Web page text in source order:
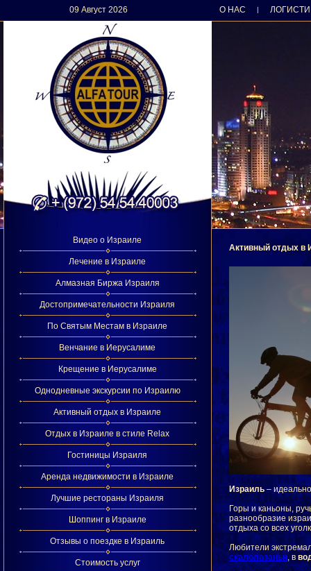
09 Август 2026 О НАС |
Видео о Израиле
Лечение в Израиле
Алмазная Биржа Израиля
Достопримечательности Израиля
По Святым Местам в Израиле
Венчание в Иерусалиме
Крещение в Иерусалиме
Однодневные экскурсии по Израилю
Активный отдых в Израиле
Отдых в Израиле в стиле Relax
Гостиницы Израиля
Аренда недвижимости в Израиле
Лучшие рестораны Израиля
Шоппинг в Израиле
Отзывы о поездке в Израиль
Стоимость услуг
Активный отдых в
Израиль –
Горы и каньоны,
разнообразие
отдыха со всех
Любители
скалолазаньи, в